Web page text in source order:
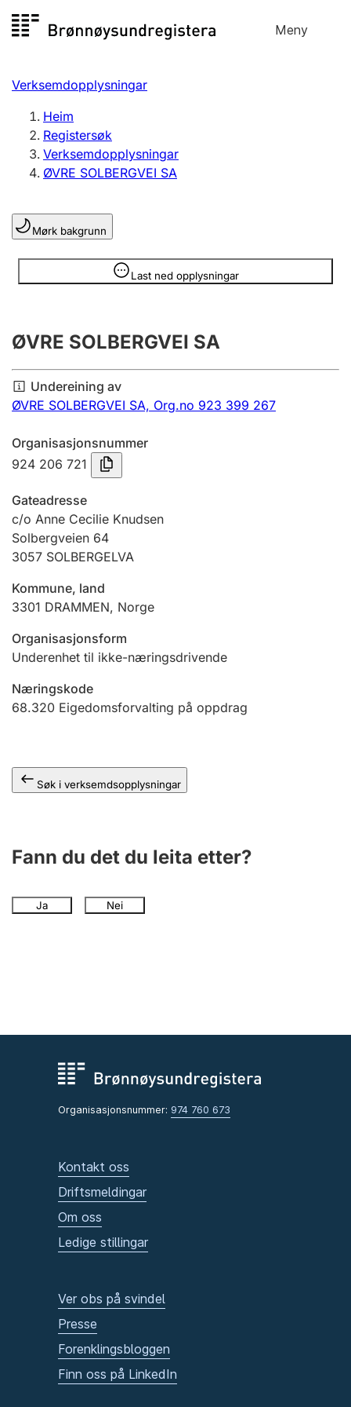
til
Meny
Registersøk
Aksjeselskap
Enkeltpersonføretak
Registrere, endre, slette
Lag og foreining
Registrere, endre, slette
Årsrekneskap
Innsending og forseinkingsgebyr
Tinglysing
Jeger
Betaling og jegeravgiftskort
Ektepaktrettleiaren
Andre tema
Verksemdopplysningar
Heim
Registersøk
Verksemdopplysningar
ØVRE SOLBERGVEI SA
Mørk bakgrunn
Last ned opplysningar
Opplysninger er skjult
ØVRE SOLBERGVEI SA
Undereining av
ØVRE SOLBERGVEI SA, Org.no 923 399 267
Organisasjonsnummer
924 206 721
Gateadresse
c/o Anne Cecilie Knudsen
Solbergveien 64
3057 SOLBERGELVA
Kommune, land
3301 DRAMMEN, Norge
Organisasjonsform
Underenhet til ikke-næringsdrivende
Næringskode
68.320 Eigedomsforvalting på oppdrag
Søk i verksemdsopplysningar
Fann du det du leita etter?
Ja Nei
Organisasjonsnummer: 974 760 673
Kontakt oss
Driftsmeldingar
Om oss
Ledige stillingar
Ver obs på svindel
Presse
Forenklingsbloggen
Finn oss på LinkedIn